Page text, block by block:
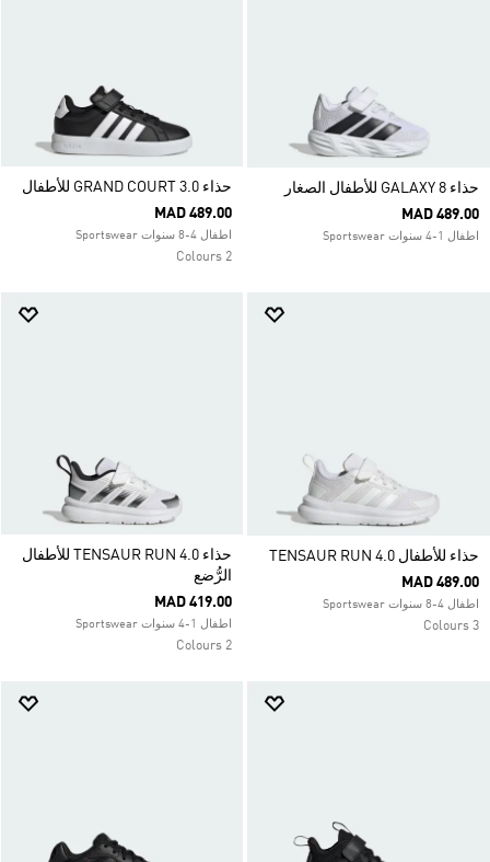
حذاء GALAXY 8 للأطفال الصغار
MAD 489.00
اطفال 1-4 سنوات Sportswear
حذاء GRAND COURT 3.0 للأطفال
MAD 489.00
اطفال 4-8 سنوات Sportswear
2 Colours
حذاء للأطفال TENSAUR RUN 4.0
MAD 489.00
اطفال 4-8 سنوات Sportswear
3 Colours
حذاء TENSAUR RUN 4.0 للأطفال
الرُّضع
MAD 419.00
اطفال 1-4 سنوات Sportswear
2 Colours